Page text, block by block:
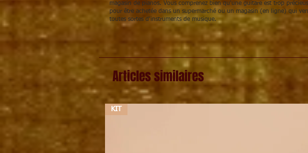
magasin de pianos. Vous comprenez bien qu'une guitare est trop
pour être achetée dans un supermarché ou un magasin (en ligne) qui
toutes sortes d'instruments de musique.
Articles similaires
KIT